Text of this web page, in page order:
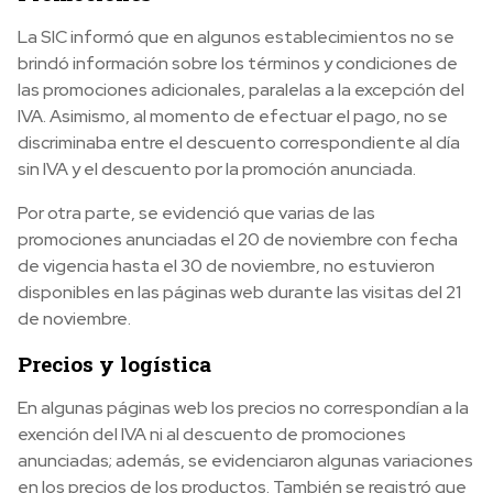
La SIC informó que en algunos establecimientos no se
brindó información sobre los términos y condiciones de
las promociones adicionales, paralelas a la excepción del
IVA. Asimismo, al momento de efectuar el pago, no se
discriminaba entre el descuento correspondiente al día
sin IVA y el descuento por la promoción anunciada.
Por otra parte, se evidenció que varias de las
promociones anunciadas el 20 de noviembre con fecha
de vigencia hasta el 30 de noviembre, no estuvieron
disponibles en las páginas web durante las visitas del 21
de noviembre.
Precios y logística
En algunas páginas web los precios no correspondían a la
exención del IVA ni al descuento de promociones
anunciadas; además, se evidenciaron algunas variaciones
en los precios de los productos. También se registró que